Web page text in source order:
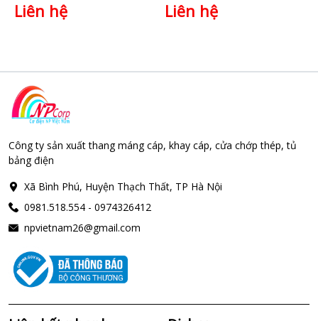
Liên hệ Liên hệ
Công ty sản xuất thang máng cáp, khay cáp, cửa chớp thép, tủ
bảng điện
Xã Bình Phú, Huyện Thạch Thất, TP Hà Nội
0981.518.554 - 0974326412
npvietnam26@gmail.com